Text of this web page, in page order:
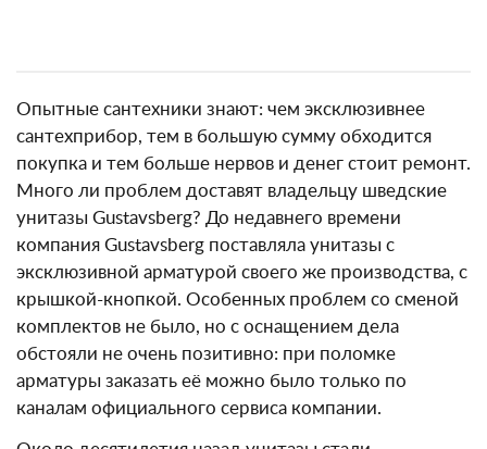
Опытные сантехники знают: чем эксклюзивнее
сантехприбор, тем в большую сумму обходится
покупка и тем больше нервов и денег стоит ремонт.
Много ли проблем доставят владельцу шведские
унитазы Gustavsberg? До недавнего времени
компания Gustavsberg поставляла унитазы с
эксклюзивной арматурой своего же производства, с
крышкой-кнопкой. Особенных проблем со сменой
комплектов не было, но с оснащением дела
обстояли не очень позитивно: при поломке
арматуры заказать её можно было только по
каналам официального сервиса компании.